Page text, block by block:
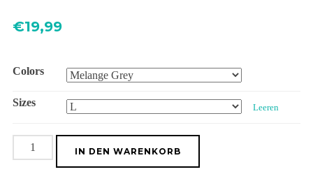
€19,99
Colors
Sizes Leeren
Unisex
Classic
IN DEN WARENKORB